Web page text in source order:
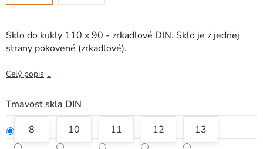
Sklo do kukly 110 x 90 - zrkadlové DIN. Sklo je z jednej
strany pokovené (zrkadlové).
Celý popis
Tmavosť skla DIN
8
10 11 12 13